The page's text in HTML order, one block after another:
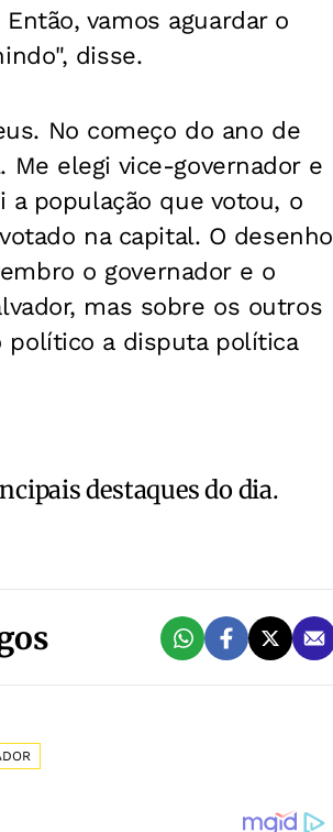
vamos aguardar o
disse.
No começo do ano de
elegi vice-governador e
população que votou, o
na capital. O desenho
o governador e o
mas sobre os outros
político a disputa política
destaques do dia.